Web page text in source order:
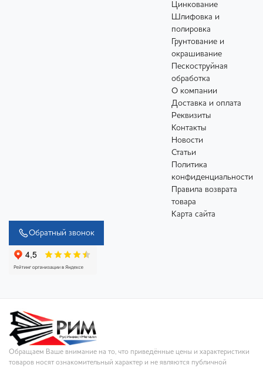
Цинкование
Шлифовка и
полировка
Грунтование и
окрашивание
Пескоструйная
обработка
О компании
Доставка и оплата
Реквизиты
Контакты
Новости
Статьи
Политика
конфиденциальности
Правила возврата
товара
Карта сайта
Обратный звонок
Обращаем Ваше внимание на то, что приведённые цены и характеристики
товаров носят ознакомительный характер и не являются публичной